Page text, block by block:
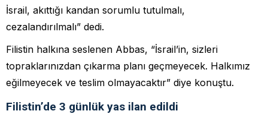
İsrail, akıttığı kandan sorumlu tutulmalı,
cezalandırılmalı” dedi.
Filistin halkına seslenen Abbas, “İsrail’in, sizleri
topraklarınızdan çıkarma planı geçmeyecek. Halkımız
eğilmeyecek ve teslim olmayacaktır” diye konuştu.
Filistin’de 3 günlük yas ilan edildi